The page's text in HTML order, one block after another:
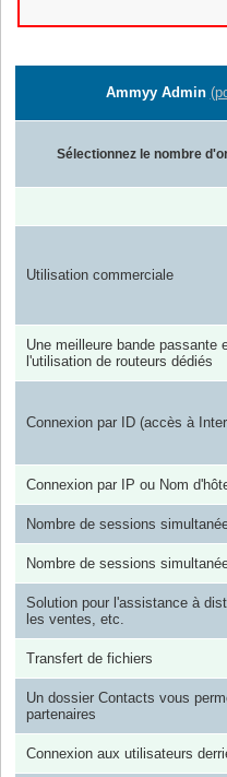
Ammyy Admin
Sélectionnez le nombre
Utilisation commerciale
Une meilleure bande passante
l'utilisation de routeurs dédiés
Connexion par ID (accès à
Connexion par IP ou Nom
Nombre de sessions
Nombre de sessions
Solution pour l'assistance à
les ventes, etc.
Transfert de fichiers
Un dossier Contacts vous
partenaires
Connexion aux utilisateurs